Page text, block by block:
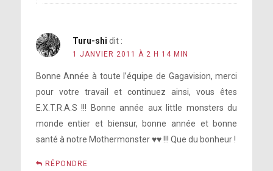
Turu-shi dit :
1 JANVIER 2011 À 2 H 14 MIN
Bonne Année à toute l’équipe de Gagavision, merci
pour votre travail et continuez ainsi, vous êtes
E.X.T.R.A.S !!! Bonne année aux little monsters du
monde entier et biensur, bonne année et bonne
santé à notre Mothermonster ♥♥ !!! Que du bonheur !
RÉPONDRE